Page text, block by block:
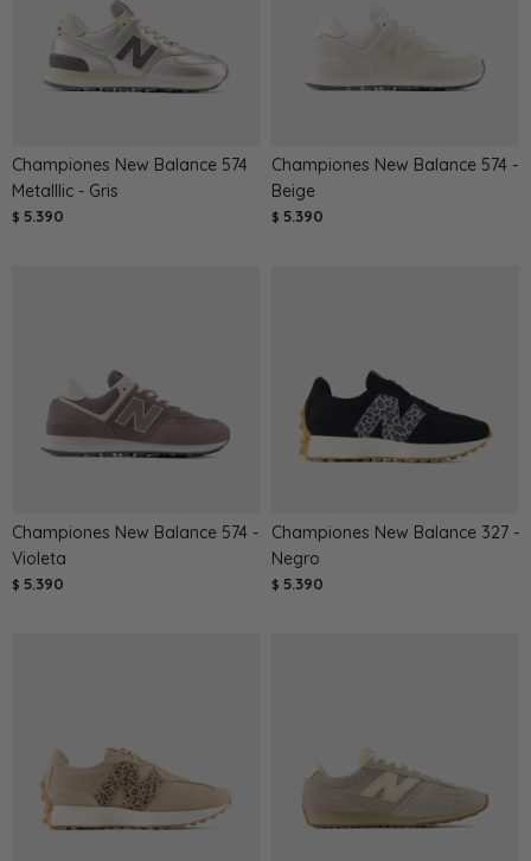
Championes New Balance 574
Metalllic - Gris
$ 5.390
Championes New Balance 574 -
Beige
$ 5.390
Championes New Balance 574 -
Violeta
$ 5.390
Championes New Balance 327 -
Negro
$ 5.390